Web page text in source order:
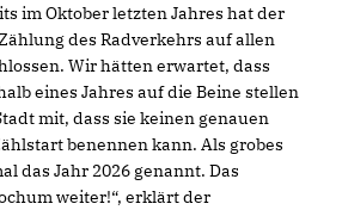
im Oktober letzten Jahres hat der
des Radverkehrs auf allen
Wir hätten erwartet, dass
eines Jahres auf die Beine stellen
mit, dass sie keinen genauen
benennen kann. Als grobes
das Jahr 2026 genannt. Das
weiter!“, erklärt der